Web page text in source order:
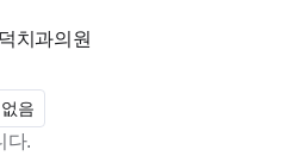
치과의원
음
다.